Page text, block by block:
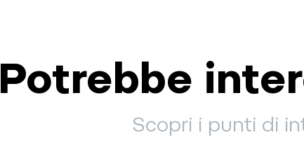
Potrebbe
Scopri i punti di